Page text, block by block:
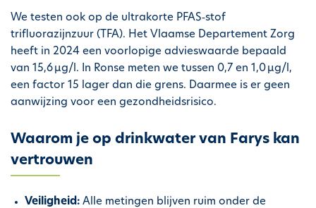
We testen ook op de ultrakorte PFAS‐stof
trifluorazijnzuur (TFA). Het Vlaamse Departement Zorg
heeft in 2024 een voorlopige advieswaarde bepaald
van 15,6 µg/l. In Ronse meten we tussen 0,7 en 1,0 µg/l,
een factor 15 lager dan die grens. Daarmee is er geen
aanwijzing voor een gezondheidsrisico.
Waarom je op drinkwater van Farys kan
vertrouwen
Veiligheid: Alle metingen blijven ruim onder de